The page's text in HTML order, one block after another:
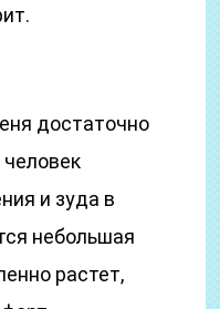
достаточно
и зуда в
небольшая
растет,